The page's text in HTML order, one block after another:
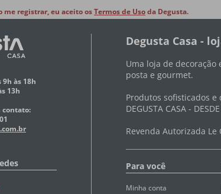
me registrar, eu aceito osTermos de Usoda Degusta.
9h às 18h
13h
contato:
Degusta Casa -
Uma loja de
posta e gourmet.
Produtos sofisticados
DEGUSTA CASA -
Revenda Autorizada Le
Para você
Minha conta